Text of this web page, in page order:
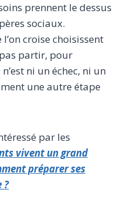
prennent le dessus
sociaux.
croise choisissent
partir, pour
ni un échec, ni un
une autre étape
par les
vivent un grand
préparer ses
?